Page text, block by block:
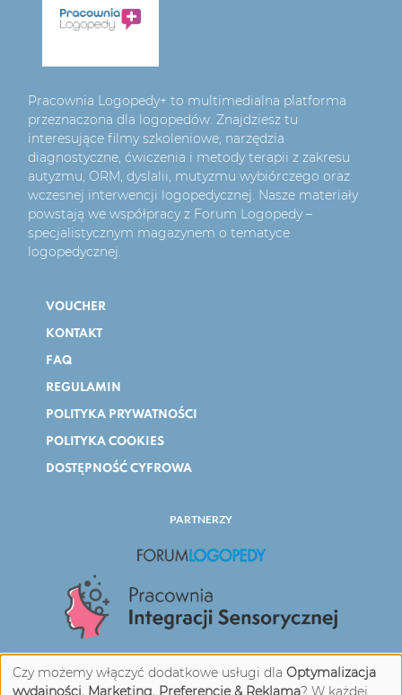
Pracownia Logopedy+ to multimedialna platforma
przeznaczona dla logopedów. Znajdziesz tu
interesujące filmy szkoleniowe, narzędzia
diagnostyczne, ćwiczenia i metody terapii z zakresu
autyzmu, ORM, dyslalii, mutyzmu wybiórczego oraz
wczesnej interwencji logopedycznej. Nasze materiały
powstają we współpracy z Forum Logopedy –
specjalistycznym magazynem o tematyce
logopedycznej.
VOUCHER
KONTAKT
FAQ
REGULAMIN
POLITYKA PRYWATNOŚCI
POLITYKA COOKIES
DOSTĘPNOŚĆ CYFROWA
PARTNERZY
Czy możemy włączyć dodatkowe usługi dla Optymalizacja
wydajności, Marketing, Preferencje & Reklama? W każdej